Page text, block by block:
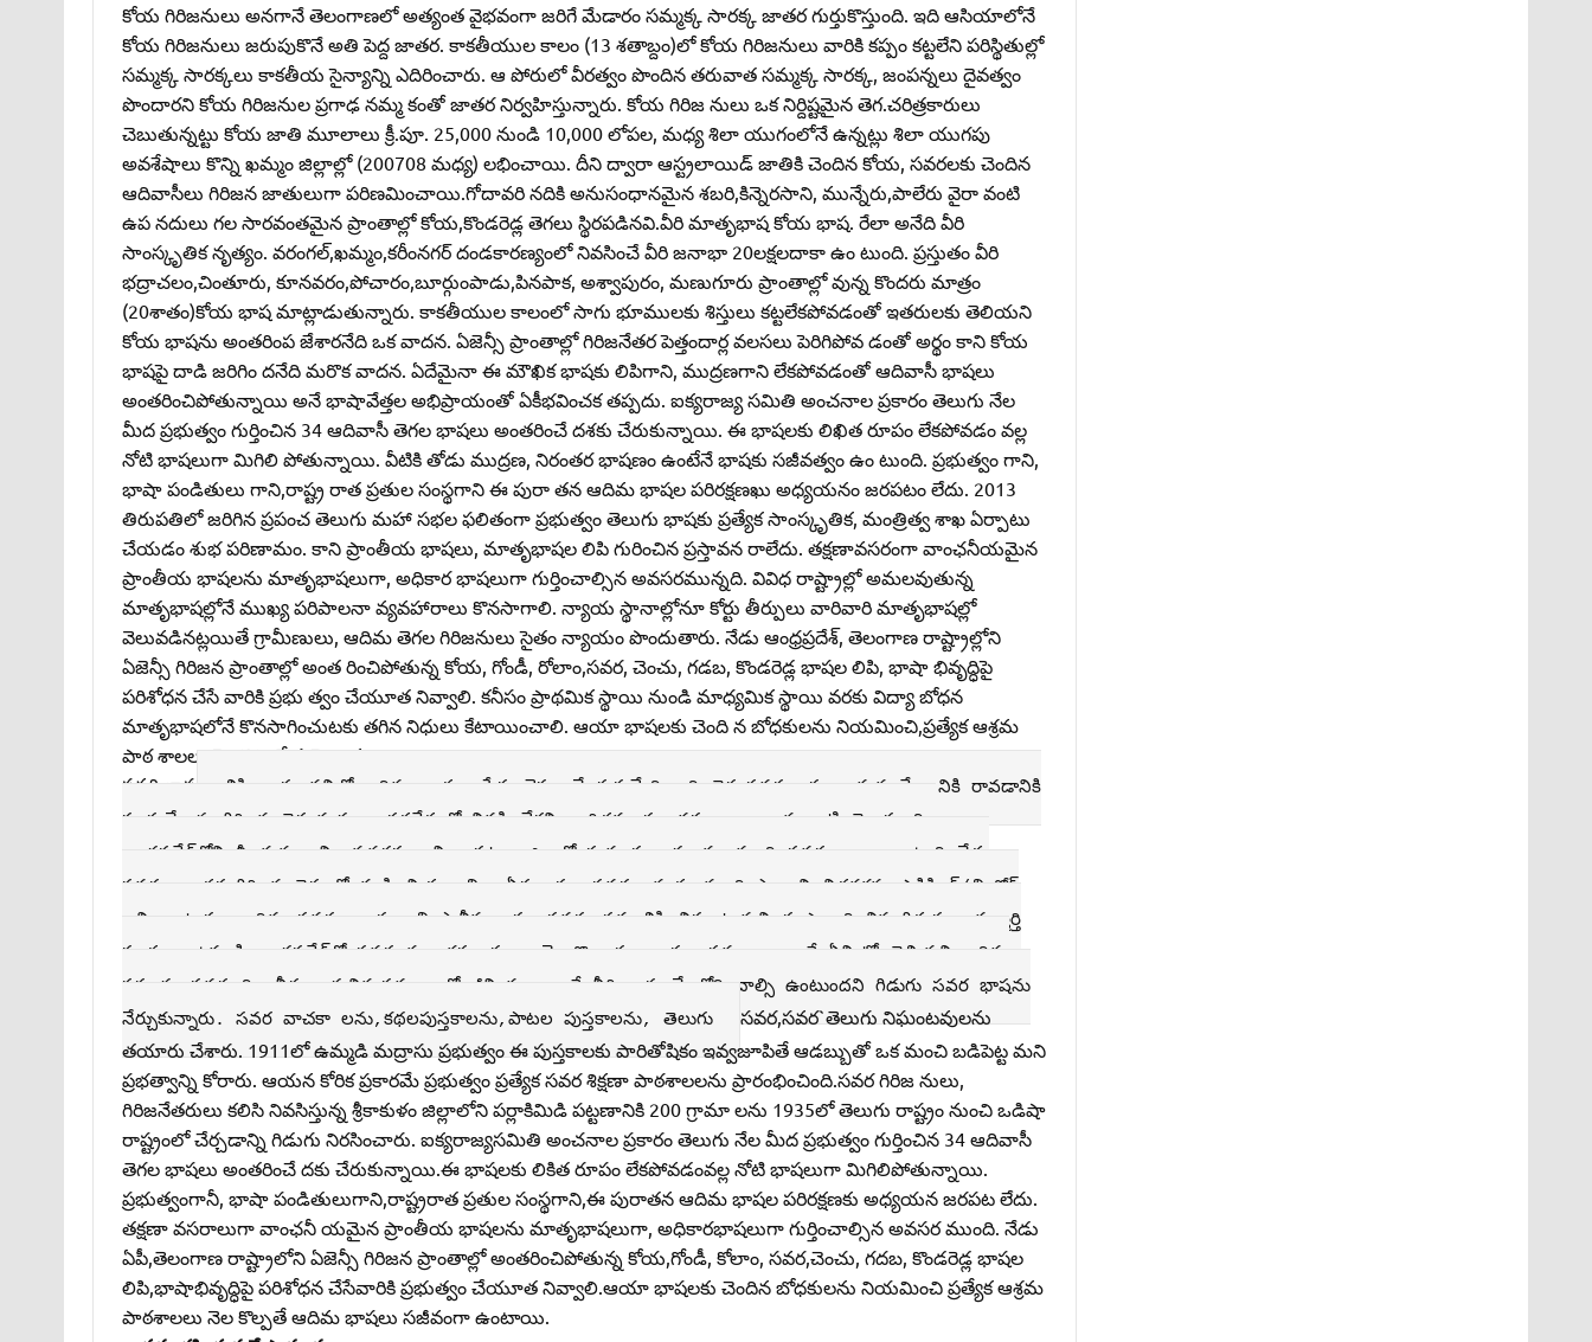
కోయ గిరిజనులు అనగానే తెలంగాణలో అత్యంత వైభవంగా జరిగే మేడారం సమ్మక్క సారక్క జాతర గుర్తుకొస్తుంది. ఇది ఆసియాలోనే
కోయ గిరిజనులు జరుపుకొనే అతి పెద్ద జాతర. కాకతీయుల కాలం (13 శతాబ్దం)లో కోయ గిరిజనులు వారికి కప్పం కట్టలేని పరిస్థితుల్లో
సమ్మక్క సారక్కలు కాకతీయ సైన్యాన్ని ఎదిరించారు. ఆ పోరులో వీరత్వం పొందిన తరువాత సమ్మక్క సారక్క, జంపన్నలు దైవత్వం
పొందారని కోయ గిరిజనుల ప్రగాఢ నమ్మ కంతో జాతర నిర్వహిస్తున్నారు. కోయ గిరిజ నులు ఒక నిర్దిష్టమైన తెగ.చరిత్రకారులు
చెబుతున్నట్టు కోయ జాతి మూలాలు క్రీ.పూ. 25,000 నుండి 10,000 లోపల, మధ్య శిలా యుగంలోనే ఉన్నట్లు శిలా యుగపు
అవశేషాలు కొన్ని ఖమ్మం జిల్లాల్లో (200708 మధ్య) లభించాయి. దీని ద్వారా ఆస్ట్రలాయిడ్‌ జాతికి చెందిన కోయ, సవరలకు చెందిన
ఆదివాసీలు గిరిజన జాతులుగా పరిణమించాయి.గోదావరి నదికి అనుసంధానమైన శబరి,కిన్నెరసాని, మున్నేరు,పాలేరు వైరా వంటి
ఉప నదులు గల సారవంతమైన ప్రాంతాల్లో కోయ,కొండరెడ్ల తెగలు స్థిరపడినవి.వీరి మాతృభాష కోయ భాష. రేలా అనేది వీరి
సాంస్కృతిక నృత్యం. వరంగల్‌,ఖమ్మం,కరీంనగర్‌ దండకారణ్యంలో నివసించే వీరి జనాభా 20లక్షలదాకా ఉం టుంది. ప్రస్తుతం వీరి
భద్రాచలం,చింతూరు, కూనవరం,పోచారం,బూర్గుంపాడు,పినపాక, అశ్వాపురం, మణుగూరు ప్రాంతాల్లో వున్న కొందరు మాత్రం
(20శాతం)కోయ భాష మాట్లాడుతున్నారు. కాకతీయుల కాలంలో సాగు భూములకు శిస్తులు కట్టలేకపోవడంతో ఇతరులకు తెలియని
కోయ భాషను అంతరింప జేశారనేది ఒక వాదన. ఏజెన్సీ ప్రాంతాల్లో గిరిజనేతర పెత్తందార్ల వలసలు పెరిగిపోవ డంతో అర్థం కాని కోయ
భాషపై దాడి జరిగిం దనేది మరొక వాదన. ఏదేమైనా ఈ మౌఖిక భాషకు లిపిగాని, ముద్రణగాని లేకపోవడంతో ఆదివాసీ భాషలు
అంతరించిపోతున్నాయి అనే భాషావేత్తల అభిప్రాయంతో ఏకీభవించక తప్పదు. ఐక్యరాజ్య సమితి అంచనాల ప్రకారం తెలుగు నేల
మీద ప్రభుత్వం గుర్తించిన 34 ఆదివాసీ తెగల భాషలు అంతరించే దశకు చేరుకున్నాయి. ఈ భాషలకు లిఖిత రూపం లేకపోవడం వల్ల
నోటి భాషలుగా మిగిలి పోతున్నాయి. వీటికి తోడు ముద్రణ, నిరంతర భాషణం ఉంటేనే భాషకు సజీవత్వం ఉం టుంది. ప్రభుత్వం గాని,
భాషా పండితులు గాని,రాష్ట్ర రాత ప్రతుల సంస్థగాని ఈ పురా తన ఆదిమ భాషల పరిరక్షణఖు అధ్యయనం జరపటం లేదు. 2013
తిరుపతిలో జరిగిన ప్రపంచ తెలుగు మహా సభల ఫలితంగా ప్రభుత్వం తెలుగు భాషకు ప్రత్యేక సాంస్కృతిక, మంత్రిత్వ శాఖ ఏర్పాటు
చేయడం శుభ పరిణామం. కాని ప్రాంతీయ భాషలు, మాతృభాషల లిపి గురించిన ప్రస్తావన రాలేదు. తక్షణావసరంగా వాంఛనీయమైన
ప్రాంతీయ భాషలను మాతృభాషలుగా, అధికార భాషలుగా గుర్తించాల్సిన అవసరమున్నది. వివిధ రాష్ట్రాల్లో అమలవుతున్న
మాతృభాషల్లోనే ముఖ్య పరిపాలనా వ్యవహారాలు కొనసాగాలి. న్యాయ స్థానాల్లోనూ కోర్టు తీర్పులు వారివారి మాతృభాషల్లో
వెలువడినట్లయితే గ్రామీణులు, ఆదిమ తెగల గిరిజనులు సైతం న్యాయం పొందుతారు. నేడు ఆంధ్రప్రదేశ్‌, తెలంగాణ రాష్ట్రాల్లోని
ఏజెన్సీ గిరిజన ప్రాంతాల్లో అంత రించిపోతున్న కోయ, గోండీ, రోలాం,సవర, చెంచు, గడబ, కొండరెడ్ల భాషల లిపి, భాషా భివృద్ధిపై
పరిశోధన చేసే వారికి ప్రభు త్వం చేయూత నివ్వాలి. కనీసం ప్రాథమిక స్థాయి నుండి మాధ్యమిక స్థాయి వరకు విద్యా బోధన
మాతృభాషలోనే కొనసాగించుటకు తగిన నిధులు కేటాయించాలి. ఆయా భాషలకు చెంది న బోధకులను నియమించి,ప్రత్యేక ఆశ్రమ
పాఠ శాలలు నెలకొల్పితే ప్రయోజనం ఉంటుంది.
సవరి భాష
లిపి భారతావనిలో ఆదిమ జాతుల పేరు చెప్పగానే గుర్తుచ్చేది ఆది తెగ సవర.ఆర్యుల మన దేశా నికి రావడానికి
పూర్వమే ఈ గిరిజన తెగ మధ్య భారతదేశంలో నివసించేరని చారిత్రక, పురావస్తు ఆధారాలను బట్టి తెలుస్తుంది.
ఆంధ్రప్రదేశ్‌లోని శ్రీకాకుళం, విజయనగరం, విశాఖపట్నం జిల్లాలో సుమారు ఐదులక్షల మంది సవరల జనాభా ఉంది నేడు
సవరలు ఇతర గిరిజన తెగలతో కలసి మిశ్ర జాతిగా ఏర్పడ్డారు. సవరల నృత్యంను,థింసా అని,చిత్రకళను ఎడిసింగ్‌/తింగోర్‌
అని అంటారు. ఆదిమ సవరల భాష అతి ప్రాచీన భాష. సవరభాషకు లిపి నిఘంటువుని రూపొం దించిన గిడుగు రామ్మూర్తి
పంతులు ఉమ్మడి ఆంధ్రప్రదేశ్‌లో సవరలకు అక్షర బ్రహ్మగా వెలుగొందారు. బాహ్య సమాజం అంటే ఏమిటో తెలియని ఆదిమ
ప్రపంచం సవరలది. వీరు ఆధునిక సమాజంలో జీవింమచాలంటే వీరి భాషలనే బోధించాల్సి ఉంటుందని గిడుగు సవర భాషను
నేర్చుకున్నారు. సవర వాచకా లను,కథలపుస్తకాలను,పాటల పుస్తకాలను, తెలుగు
సవర,సవర`తెలుగు నిఘంటవులను
తయారు చేశారు. 1911లో ఉమ్మడి మద్రాసు ప్రభుత్వం ఈ పుస్తకాలకు పారితోషికం ఇవ్వజూపితే ఆడబ్బుతో ఒక మంచి బడిపెట్ట మని
ప్రభత్వాన్ని కోరారు. ఆయన కోరిక ప్రకారమే ప్రభుత్వం ప్రత్యేక సవర శిక్షణా పాఠశాలలను ప్రారంభించింది.సవర గిరిజ నులు,
గిరిజనేతరులు కలిసి నివసిస్తున్న శ్రీకాకుళం జిల్లాలోని పర్లాకిమిడి పట్టణానికి 200 గ్రామా లను 1935లో తెలుగు రాష్ట్రం నుంచి ఒడిషా
రాష్ట్రంలో చేర్చడాన్ని గిడుగు నిరసించారు. ఐక్యరాజ్యసమితి అంచనాల ప్రకారం తెలుగు నేల మీద ప్రభుత్వం గుర్తించిన 34 ఆదివాసీ
తెగల భాషలు అంతరించే దకు చేరుకున్నాయి.ఈ భాషలకు లికిత రూపం లేకపోవడంవల్ల నోటి భాషలుగా మిగిలిపోతున్నాయి.
ప్రభుత్వంగానీ, భాషా పండితులుగాని,రాష్ట్రరాత ప్రతుల సంస్థగాని,ఈ పురాతన ఆదిమ భాషల పరిరక్షణకు అధ్యయన జరపట లేదు.
తక్షణా వసరాలుగా వాంఛనీ యమైన ప్రాంతీయ భాషలను మాతృభాషలుగా, అధికారభాషలుగా గుర్తించాల్సిన అవసర ముంది. నేడు
ఏపీ,తెలంగాణ రాష్ట్రాలోని ఏజెన్సీ గిరిజన ప్రాంతాల్లో అంతరించిపోతున్న కోయ,గోండీ, కోలాం, సవర,చెంచు, గదబ, కొండరెడ్ల భాషల
లిపి,భాషాభివృద్ధిపై పరిశోధన చేసేవారికి ప్రభుత్వం చేయూత నివ్వాలి.ఆయా భాషలకు చెందిన బోధకులను నియమించి ప్రత్యేక ఆశ్రమ
పాఠశాలలు నెల కొల్పతే ఆదిమ భాషలు సజీవంగా ఉంటాయి.